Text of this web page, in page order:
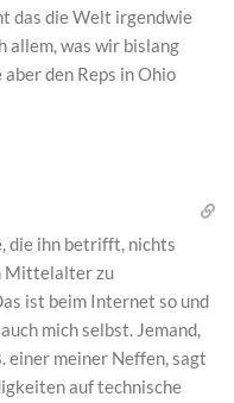
das die Welt irgendwie
allem, was wir bislang
den Reps in Ohio
die ihn betrifft, nichts
Mittelalter zu
ist beim Internet so und
mich selbst. Jemand,
einer meiner Neffen, sagt
auf technische